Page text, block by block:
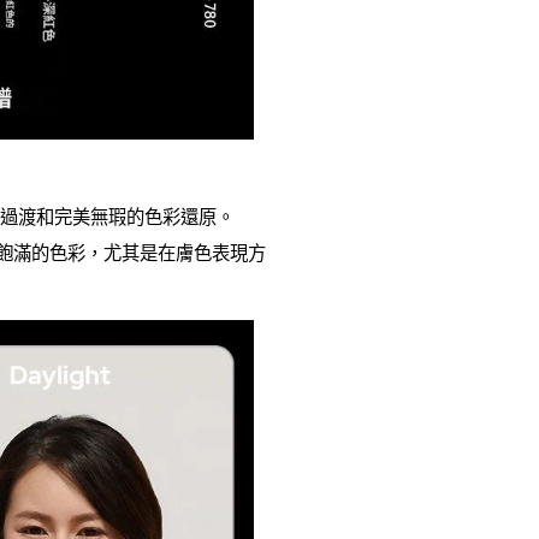
渡和完美無瑕的色彩還原。
滿的色彩，尤其是在膚色表現方